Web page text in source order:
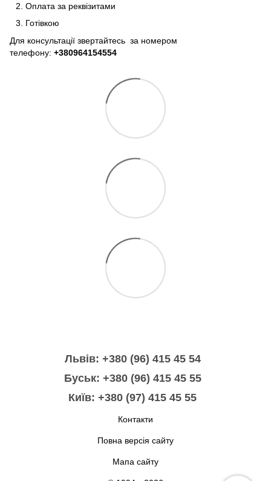
Оплата за реквізитами
Готівкою
Для консультації звертайтесь за номером
телефону: +380964154554
Львів: +380 (96) 415 45 54
Буськ: +380 (96) 415 45 55
Київ: +380 (97) 415 45 55
Контакти
Повна версія сайту
Мапа сайту